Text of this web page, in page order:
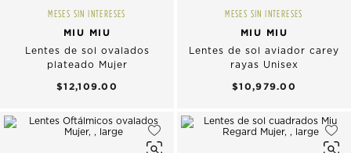
MESES SIN INTERESES
MIU MIU
Lentes de sol ovalados
plateado Mujer
$12,109.00
MESES SIN INTERESES
MIU MIU
Lentes de sol aviador carey
rayas Unisex
$10,979.00